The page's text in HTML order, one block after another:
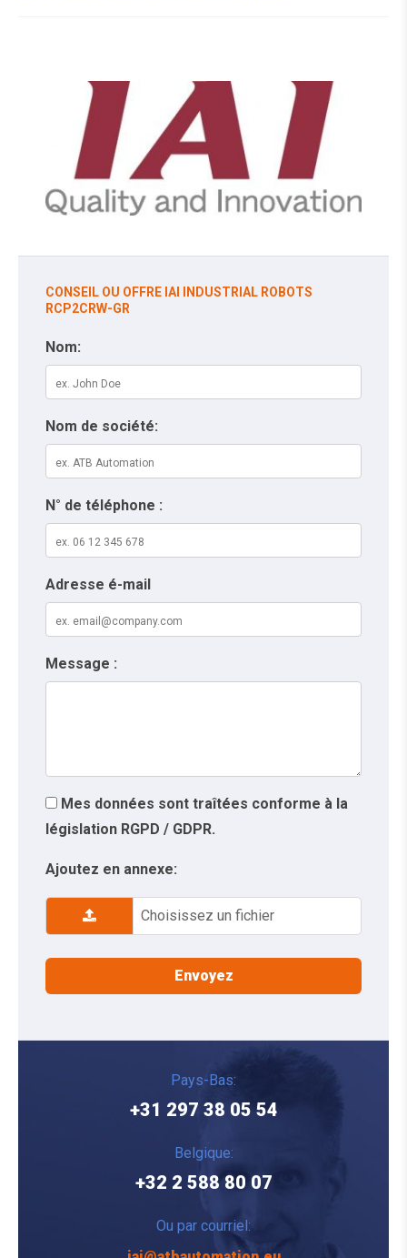
CONSEIL OU OFFRE IAI INDUSTRIAL ROBOTS
RCP2CRW-GR
Nom:
Nom de société:
N° de téléphone :
Adresse é-mail
Message :
Mes données sont traîtées conforme à la
législation RGPD / GDPR.
Ajoutez en annexe:
Choisissez un fichier
Pays-Bas:
+31 297 38 05 54
Belgique:
+32 2 588 80 07
Ou par courriel: